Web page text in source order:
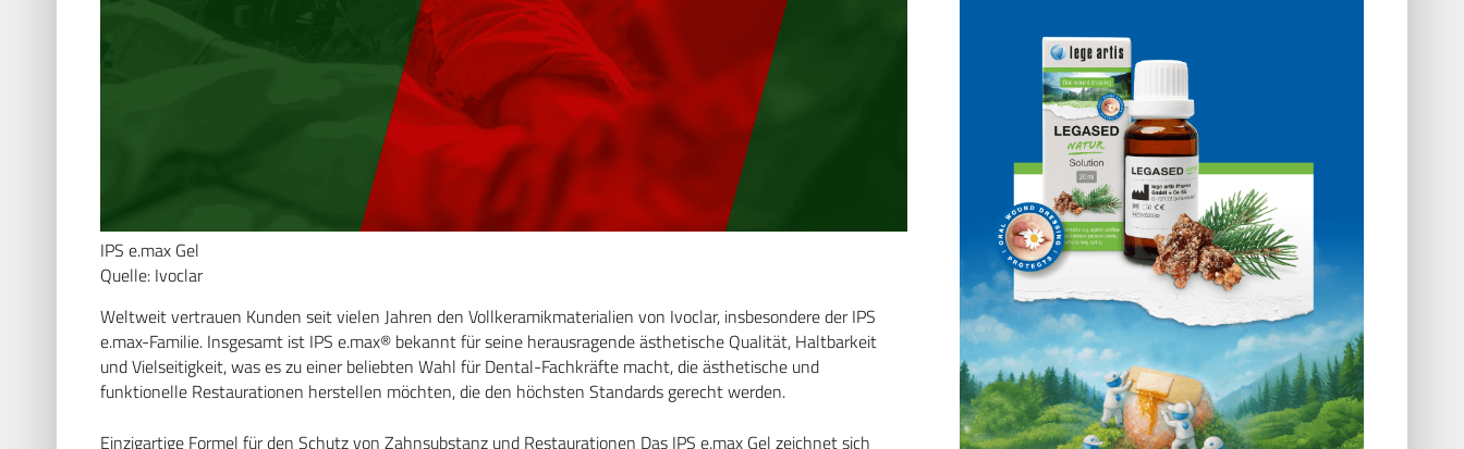
IPS e.max Gel
Quelle: Ivoclar
Weltweit vertrauen Kunden seit vielen Jahren den Vollkeramikmaterialien von Ivoclar, insbesondere der IPS
e.max-Familie. Insgesamt ist IPS e.max® bekannt für seine herausragende ästhetische Qualität, Haltbarkeit
und Vielseitigkeit, was es zu einer beliebten Wahl für Dental-Fachkräfte macht, die ästhetische und
funktionelle Restaurationen herstellen möchten, die den höchsten Standards gerecht werden.
Einzigartige Formel für den Schutz von Zahnsubstanz und Restaurationen Das IPS e.max Gel zeichnet sich